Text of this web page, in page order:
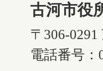
古河市役
〒306-
電話番号：